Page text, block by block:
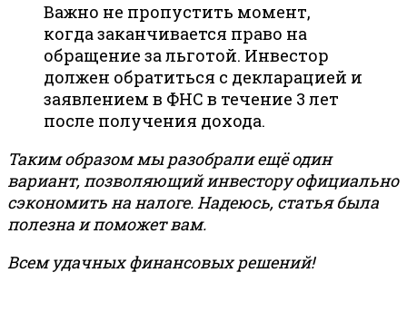
Важно не пропустить момент,
когда заканчивается право на
обращение за льготой. Инвестор
должен обратиться с декларацией и
заявлением в ФНС в течение 3 лет
после получения дохода.
Таким образом мы разобрали ещё один
вариант, позволяющий инвестору официально
сэкономить на налоге. Надеюсь, статья была
полезна и поможет вам.
Всем удачных финансовых решений!